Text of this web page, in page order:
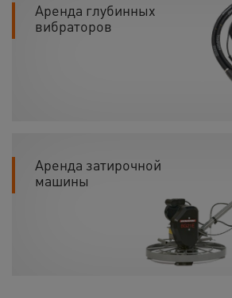
Аренда глубинных
вибраторов
Аренда затирочной
машины